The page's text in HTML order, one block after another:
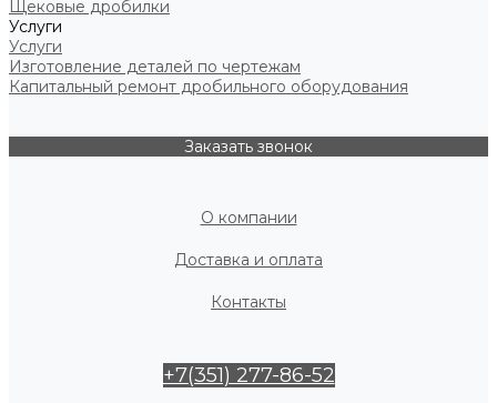
Щековые дробилки
Услуги
Услуги
Изготовление деталей по чертежам
Капитальный ремонт дробильного оборудования
Заказать звонок
О компании
Доставка и оплата
Контакты
+7(351) 277-86-52